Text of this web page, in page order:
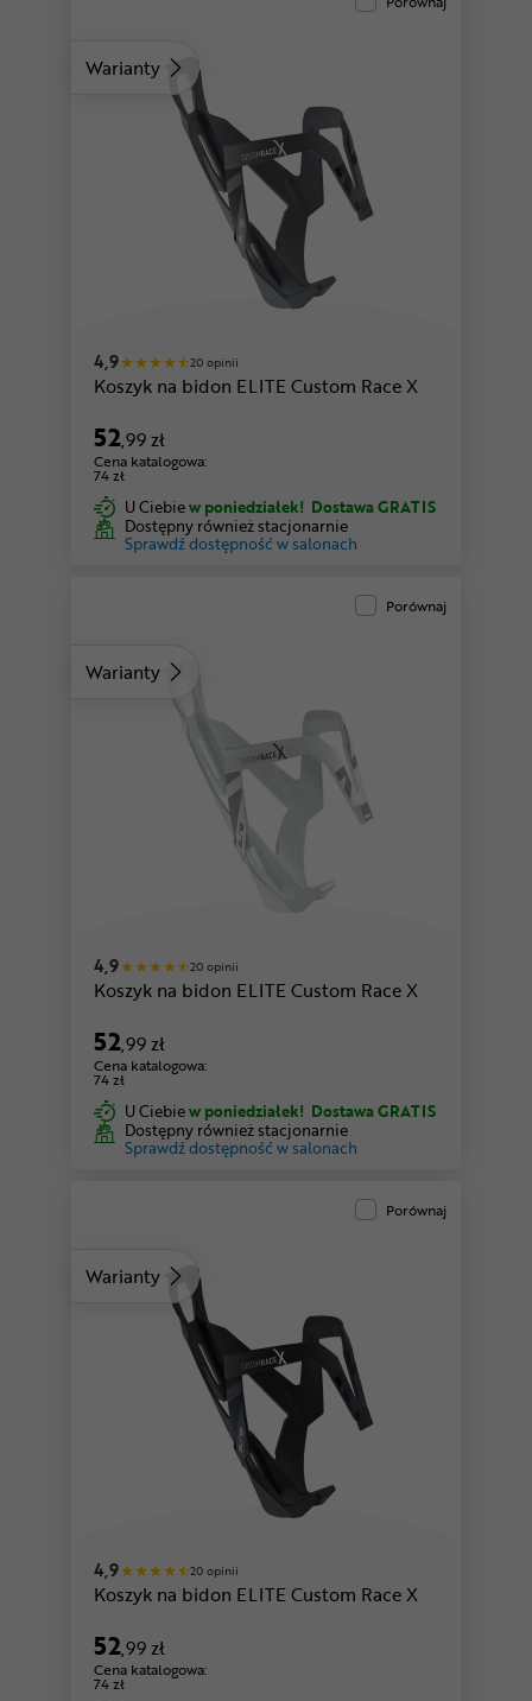
Warianty
4,9 20 opinii
Koszyk na bidon ELITE Custom Race X
52,99 zł
Cena katalogowa:
74 zł
U Ciebiew poniedziałek! Dostawa GRATIS
Dostępny również stacjonarnie
Sprawdź dostępność w salonach
Warianty
Porównaj
4,9 20 opinii
Koszyk na bidon ELITE Custom Race X
52,99 zł
Cena katalogowa:
74 zł
U Ciebiew poniedziałek! Dostawa GRATIS
Dostępny również stacjonarnie
Sprawdź dostępność w salonach
Warianty
Porównaj
4,9 20 opinii
Koszyk na bidon ELITE Custom Race X
52,99 zł
Cena katalogowa:
74 zł